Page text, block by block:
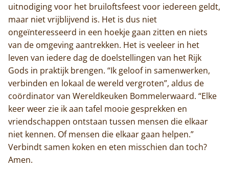
uitnodiging voor het bruiloftsfeest voor iedereen geldt,
maar niet vrijblijvend is. Het is dus niet
ongeïnteresseerd in een hoekje gaan zitten en niets
van de omgeving aantrekken. Het is veeleer in het
leven van iedere dag de doelstellingen van het Rijk
Gods in praktijk brengen. “Ik geloof in samenwerken,
verbinden en lokaal de wereld vergroten”, aldus de
coördinator van Wereldkeuken Bommelerwaard. “Elke
keer weer zie ik aan tafel mooie gesprekken en
vriendschappen ontstaan tussen mensen die elkaar
niet kennen. Of mensen die elkaar gaan helpen.”
Verbindt samen koken en eten misschien dan toch?
Amen.